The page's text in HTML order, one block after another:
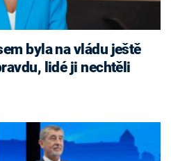
byla na vládu ještě
lidé ji nechtěli